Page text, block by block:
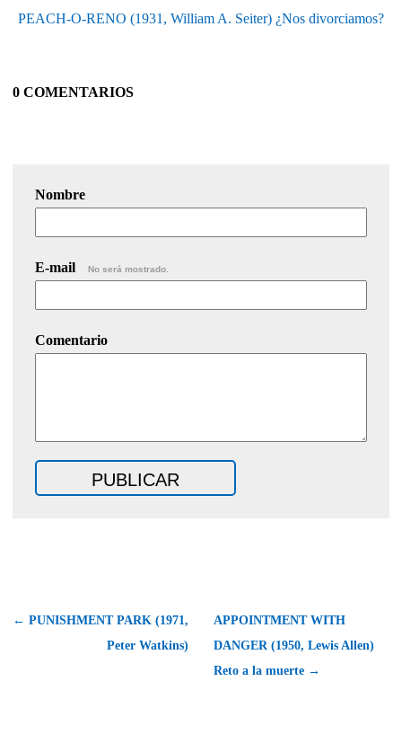
PEACH-O-RENO (1931, William A. Seiter) ¿Nos divorciamos?
0 COMENTARIOS
Nombre
E-mail No será mostrado.
Comentario
← PUNISHMENT PARK (1971,
Peter Watkins)
APPOINTMENT WITH
DANGER (1950, Lewis Allen)
Reto a la muerte →